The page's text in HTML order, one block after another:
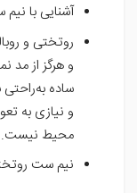
آشنایی با
روتختی و
و هرگز از مد
ساده
و نیازی به
محیط نیست.
نیم ست